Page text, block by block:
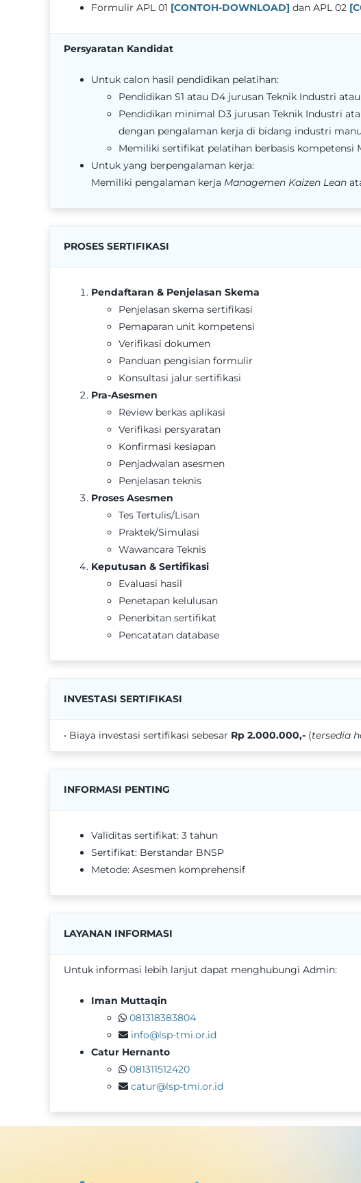
Formulir APL 01 [CONTOH-DOWNLOAD] dan APL 02
Persyaratan Kandidat
Untuk calon hasil pendidikan pelatihan:
Pendidikan S1 atau D4 jurusan Teknik Industri
Pendidikan minimal D3 jurusan Teknik Industri
dengan pengalaman kerja di bidang industri
Memiliki sertifikat pelatihan berbasis kompetensi
Untuk yang berpengalaman kerja:
Memiliki pengalaman kerja Managemen Kaizen Lean
PROSES SERTIFIKASI
Pendaftaran & Penjelasan Skema
Penjelasan skema sertifikasi
Pemaparan unit kompetensi
Verifikasi dokumen
Panduan pengisian formulir
Konsultasi jalur sertifikasi
Pra-Asesmen
Review berkas aplikasi
Verifikasi persyaratan
Konfirmasi kesiapan
Penjadwalan asesmen
Penjelasan teknis
Proses Asesmen
Tes Tertulis/Lisan
Praktek/Simulasi
Wawancara Teknis
Keputusan & Sertifikasi
Evaluasi hasil
Penetapan kelulusan
Penerbitan sertifikat
Pencatatan database
INVESTASI SERTIFIKASI
• Biaya investasi sertifikasi sebesar Rp 2.000.000,-(tersedia
INFORMASI PENTING
Validitas sertifikat: 3 tahun
Sertifikat: Berstandar BNSP
Metode: Asesmen komprehensif
LAYANAN INFORMASI
Untuk informasi lebih lanjut dapat menghubungi Admin:
Iman Muttaqin
081318383804
info@lsp-tmi.or.id
Catur Hernanto
081311512420
catur@lsp-tmi.or.id